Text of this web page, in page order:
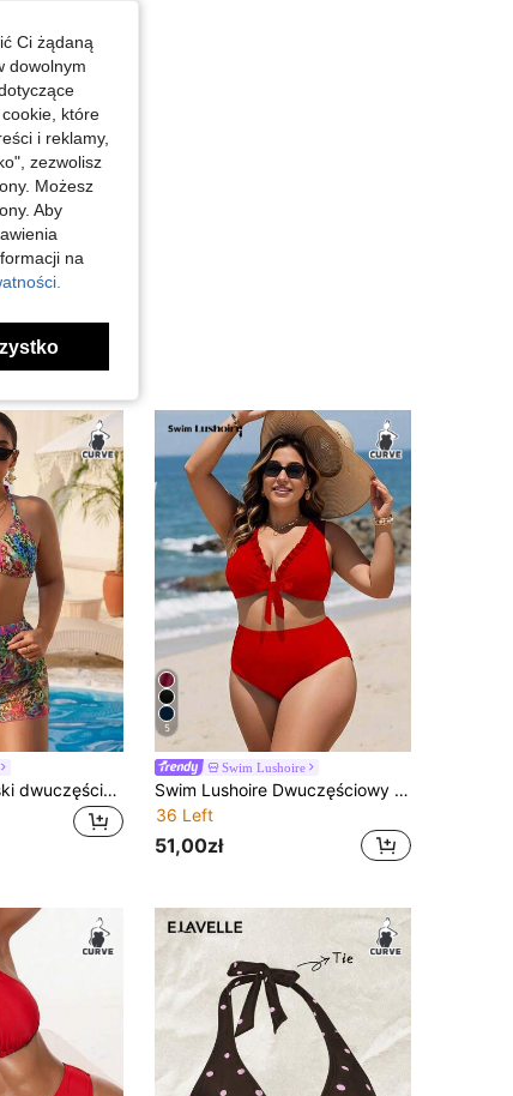
Swim Vcay Damski dwuczęściowy komplet bikini plus size na lato na plażę w panterkę, seksowny, z dekoltem halter, modny, z narzutką i szortami
5
Swim Lushoire
Swim Lushoire Dwuczęściowy zestaw kostiumu kąpielowego dla kobiet plus size na lato i plażę, gładki kolor, plisowany seksowny bikini i trójkątne dół
36 Left
51,00zł
Ci żądaną
dowolnym
które
i reklamy,
zezwolisz
Możesz
Aby
na